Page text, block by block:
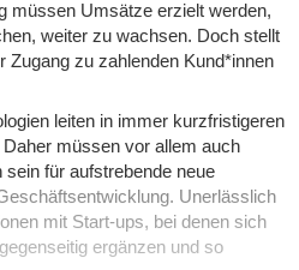
müssen Umsätze erzielt werden,
weiter zu wachsen. Doch stellt
Zugang zu zahlenden Kund*innen
leiten in immer kurzfristigeren
Daher müssen vor allem auch
für aufstrebende neue
Unerlässlich
mit Start-ups, bei denen sich
ergänzen und so